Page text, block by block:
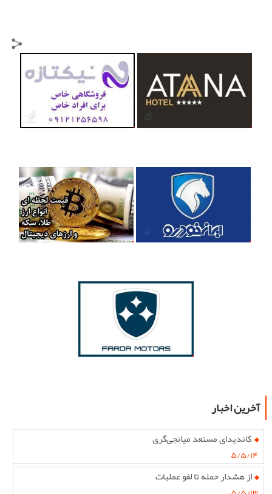
آخرین اخبار
کاندیدای مستعد میانجی‌گری
۵/۵/۱۴
از هشدار حمله تا لغو عملیات